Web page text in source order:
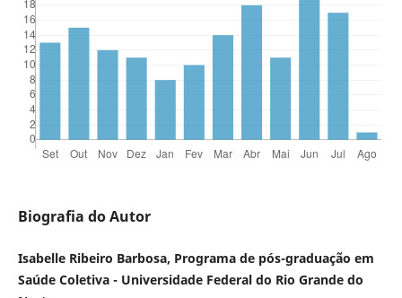
Biografia do Autor
Isabelle Ribeiro Barbosa, Programa de pós-graduação em
Saúde Coletiva - Universidade Federal do Rio Grande do